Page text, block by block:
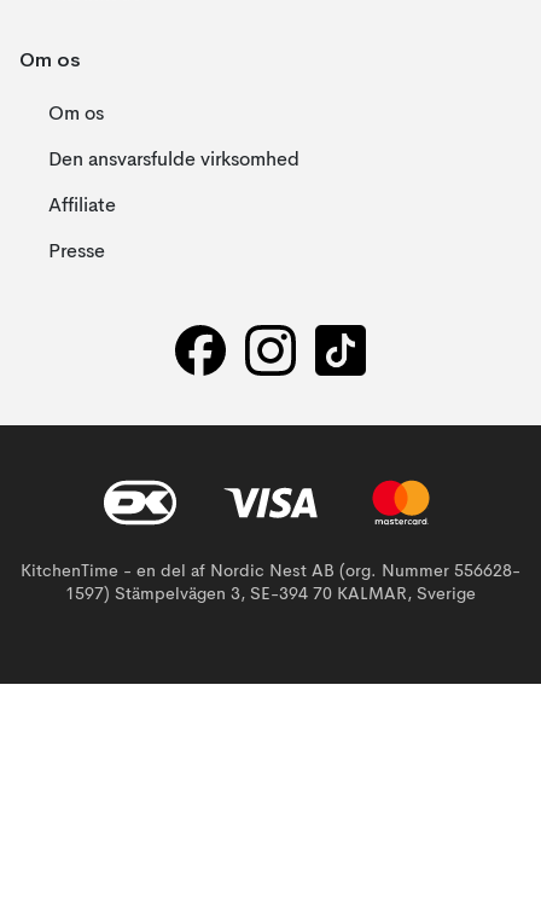
Om os
Om os
Den ansvarsfulde virksomhed
Affiliate
Presse
KitchenTime - en del af Nordic Nest AB (org. Nummer 556628-
1597) Stämpelvägen 3, SE-394 70 KALMAR, Sverige